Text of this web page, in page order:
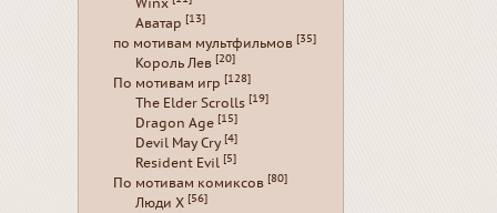
Winx
Аватар [13]
по мотивам мультфильмов [35]
Король Лев [20]
По мотивам игр [128]
The Elder Scrolls [19]
Dragon Age [15]
Devil May Cry [4]
Resident Evil [5]
По мотивам комиксов [80]
Люди Х [56]